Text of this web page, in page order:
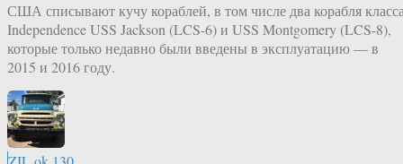
США списывают кучу кораблей, в том числе два корабля
Independence USS Jackson (LCS-6) и USS Montgomery (LCS-8),
которые только недавно были введены в эксплуатацию — в
2015 и 2016 году.